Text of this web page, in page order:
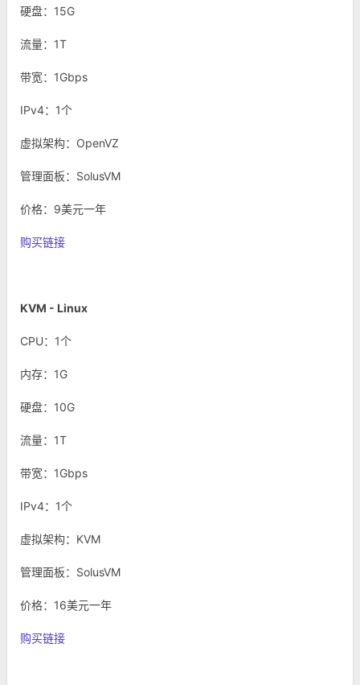
硬盘：15G
流量：1T
带宽：1Gbps
IPv4：1个
虚拟架构：OpenVZ
管理面板：SolusVM
价格：9美元一年
购买链接
KVM - Linux
CPU：1个
内存：1G
硬盘：10G
流量：1T
带宽：1Gbps
IPv4：1个
虚拟架构：KVM
管理面板：SolusVM
价格：16美元一年
购买链接